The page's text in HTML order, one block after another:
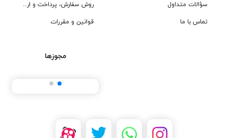
سؤالات متداول
تماس با ما
روش سفارش، پرداخت و ارسال
قوانین و مقررات
مجوزها